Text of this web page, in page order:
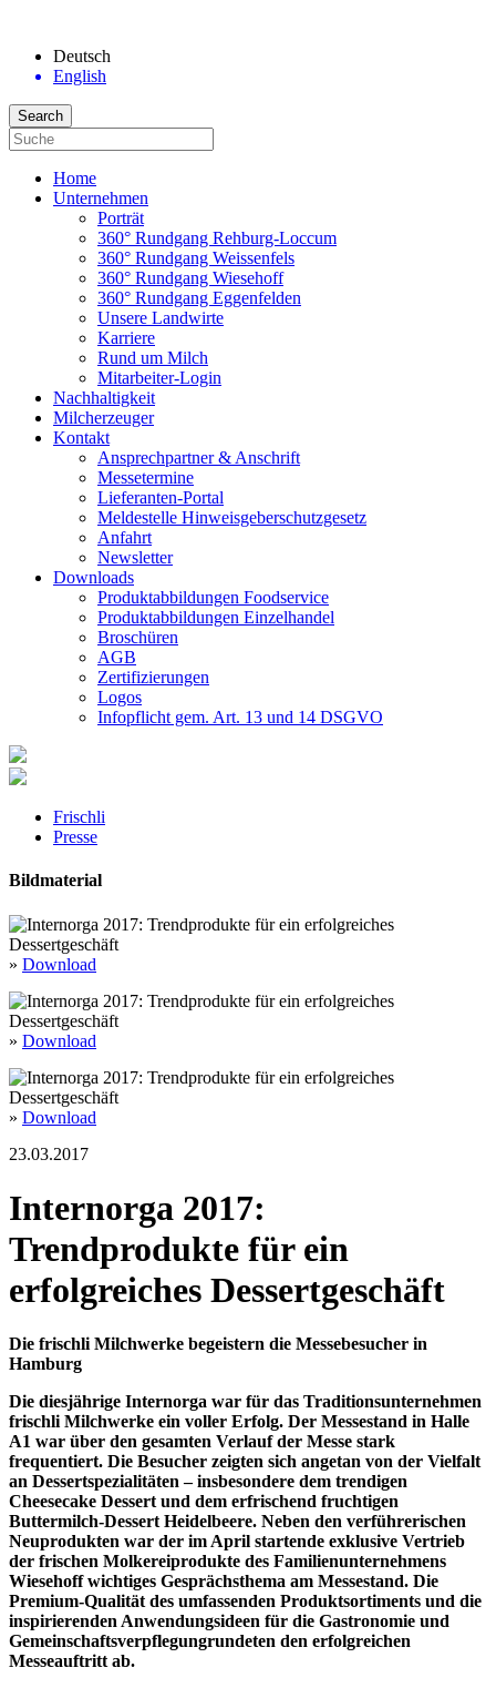
Deutsch
English
Home
Unternehmen
Porträt
360° Rundgang Rehburg-Loccum
360° Rundgang Weissenfels
360° Rundgang Wiesehoff
360° Rundgang Eggenfelden
Unsere Landwirte
Karriere
Rund um Milch
Mitarbeiter-Login
Nachhaltigkeit
Milcherzeuger
Kontakt
Ansprechpartner & Anschrift
Messetermine
Lieferanten-Portal
Meldestelle Hinweisgeberschutzgesetz
Anfahrt
Newsletter
Downloads
Produktabbildungen Foodservice
Produktabbildungen Einzelhandel
Broschüren
AGB
Zertifizierungen
Logos
Infopflicht gem. Art. 13 und 14 DSGVO
Frischli
Presse
Bildmaterial
» Download
» Download
» Download
23.03.2017
Internorga 2017:
Trendprodukte für ein
erfolgreiches Dessertgeschäft
Die frischli Milchwerke begeistern die Messebesucher in
Hamburg
Die diesjährige Internorga war für das Traditionsunternehmen
frischli Milchwerke ein voller Erfolg. Der Messestand in Halle
A1 war über den gesamten Verlauf der Messe stark
frequentiert. Die Besucher zeigten sich angetan von der Vielfalt
an Dessertspezialitäten – insbesondere dem trendigen
Cheesecake Dessert und dem erfrischend fruchtigen
Buttermilch-Dessert Heidelbeere. Neben den verführerischen
Neuprodukten war der im April startende exklusive Vertrieb
der frischen Molkereiprodukte des Familienunternehmens
Wiesehoff wichtiges Gesprächsthema am Messestand. Die
Premium-Qualität des umfassenden Produktsortiments und die
inspirierenden Anwendungsideen für die Gastronomie und
Gemeinschaftsverpflegungrundeten den erfolgreichen
Messeauftritt ab.